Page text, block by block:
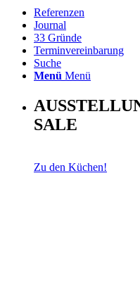
Referenzen
Journal
33 Gründe
Terminvereinbarung
Suche
Menü Menü
SALE
Zu den Küchen!